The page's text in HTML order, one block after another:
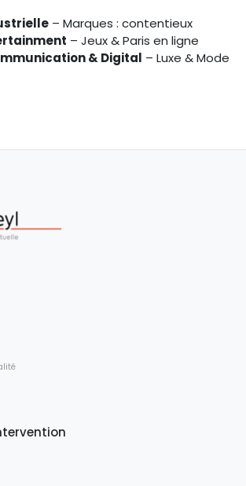
– Marques : contentieux
– Jeux & Paris en ligne
& Digital – Luxe & Mode